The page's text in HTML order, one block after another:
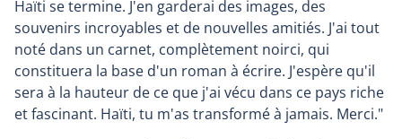
une
Haïti se termine. J'en garderai des images, des
souvenirs incroyables et de nouvelles amitiés. J'ai tout
noté dans un carnet, complètement noirci, qui
constituera la base d'un roman à écrire. J'espère qu'il
sera à la hauteur de ce que j'ai vécu dans ce pays riche
et fascinant. Haïti, tu m'as transformé à jamais. Merci."